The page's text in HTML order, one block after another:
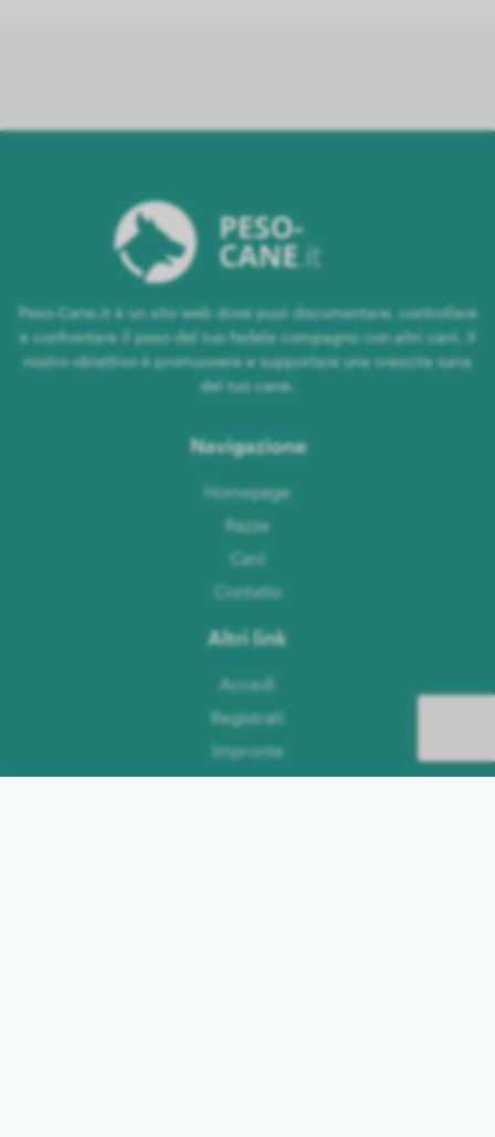
Peso-Cane.it è un sito web dove puoi documentare, controllare
e confrontare il peso del tuo fedele compagno con altri cani. Il
nostro obiettivo è promuovere e supportare una crescita sana
del tuo cane.
Navigazione
Homepage
Razze
CanI
Contatto
Altri link
Accedi
Registrati
Impronta
Privacy